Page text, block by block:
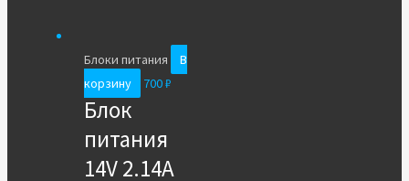
Блоки питания
В
корзину
700₽
Блок
питания
14V 2.14A